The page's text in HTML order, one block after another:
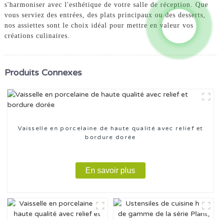
s'harmoniser avec l'esthétique de votre salle de réception. Que
vous serviez des entrées, des plats principaux ou des desserts,
nos assiettes sont le choix idéal pour mettre en valeur vos
créations culinaires.
Produits Connexes
Vaisselle en porcelaine de haute qualité avec relief et
bordure dorée
En savoir plus